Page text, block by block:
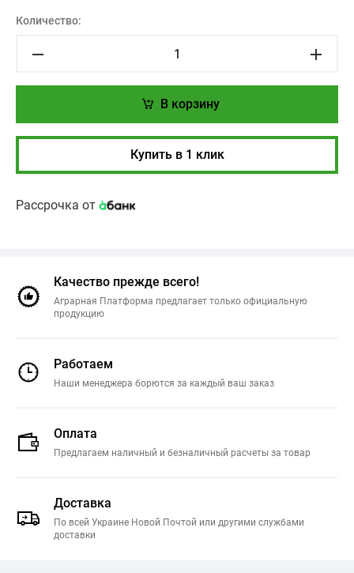
Количество:
В корзину
Купить в 1 клик
Рассрочка от
Качество прежде всего!
Аграрная Платформа предлагает только официальную
продукцию
Работаем
Наши менеджера борются за каждый ваш заказ
Оплата
Предлагаем наличный и безналичный расчеты за товар
Доставка
По всей Украине Новой Почтой или другими службами
доставки